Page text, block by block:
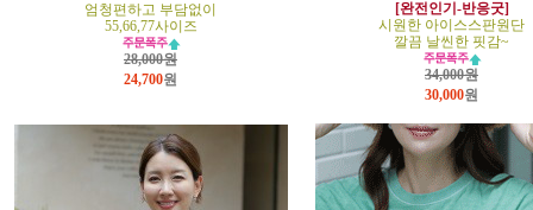
엄청편하고 부담없이
55,66,77사이즈
28,000원
24,700원
[완전인기-반응굿]
시원한 아이스스판원단
깔끔 날씬한 핏감~
34,000원
30,000원